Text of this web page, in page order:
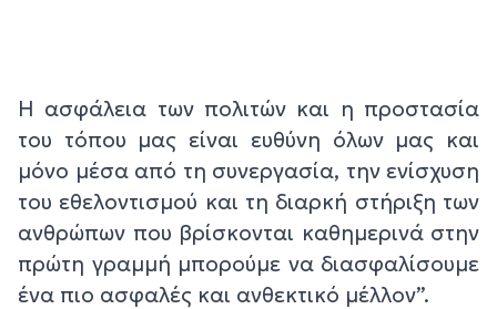
Η ασφάλεια των πολιτών και η προστασία
του τόπου μας είναι ευθύνη όλων μας και
μόνο μέσα από τη συνεργασία, την ενίσχυση
του εθελοντισμού και τη διαρκή στήριξη των
ανθρώπων που βρίσκονται καθημερινά στην
πρώτη γραμμή μπορούμε να διασφαλίσουμε
ένα πιο ασφαλές και ανθεκτικό μέλλον”.